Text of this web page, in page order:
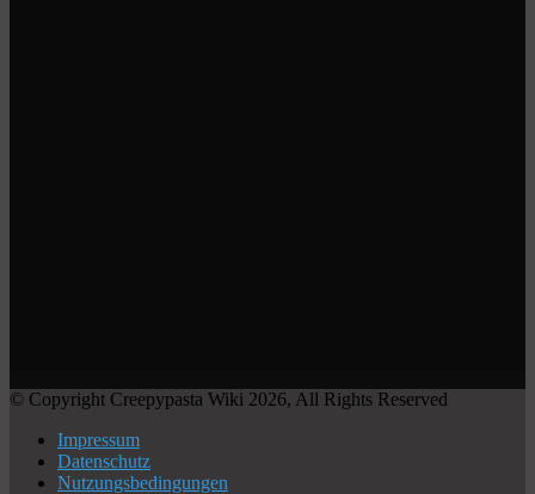
© Copyright Creepypasta Wiki 2026, All Rights Reserved
Impressum
Datenschutz
Nutzungsbedingungen